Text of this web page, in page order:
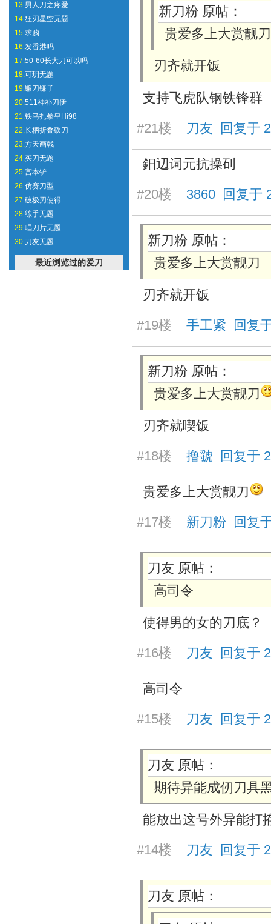
13.男人刀之疼爱
14.狂刃星空无题
15.求购
16.发香港吗
17.50-60长大刀可以吗
18.可玥无题
19.镰刀镰子
20.511神补刀伊
21.铁马扎拳皇Hi98
22.长柄折叠砍刀
23.方天画戟
24.买刀无题
25.宫本铲
26.仿赛刀型
27.破极刃使得
28.练手无题
29.唱刀片无题
30.刀友无题
最近浏览过的爱刀
新刀粉 原帖：
贵爱多上大赏靓刀
刃齐就开饭
支持飞虎队钢铁锋群
#21楼 刀友 回复于
鈤辺词元抗操矵
#20楼 3860 回复于
新刀粉 原帖：
贵爱多上大赏靓刀
刃齐就开饭
#19楼 手工紧 回复
新刀粉 原帖：
贵爱多上大赏靓刀
刃齐就喫饭
#18楼 撸虢 回复于
贵爱多上大赏靓刀
#17楼 新刀粉 回复
刀友 原帖：
高司令
使得男的女的刀底？
#16楼 刀友 回复于
高司令
#15楼 刀友 回复于
刀友 原帖：
期待异能成仞刀具
能放出这号外异能打
#14楼 刀友 回复于
刀友 原帖：